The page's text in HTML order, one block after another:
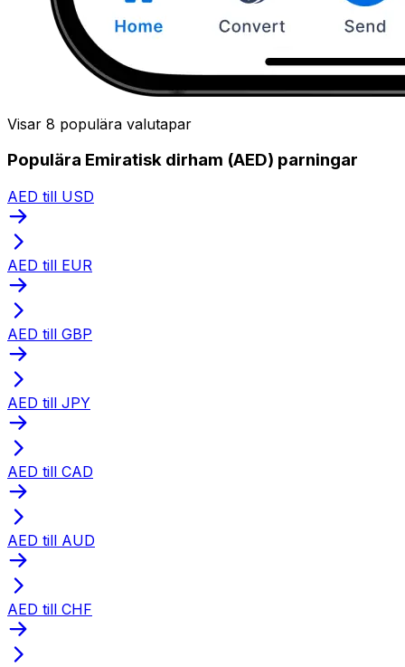
Visar 8 populära valutapar
Populära Emiratisk dirham (AED) parningar
AED till USD
AED till EUR
AED till GBP
AED till JPY
AED till CAD
AED till AUD
AED till CHF